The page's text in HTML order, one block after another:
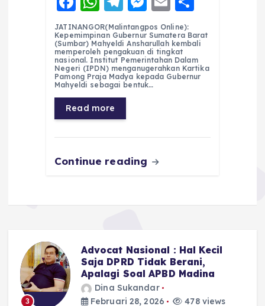
a
c
e
b
o
o
k
h
a
ts
A
p
p
el
e
g
r
a
m
e
ss
e
n
m
ai
l
a
re
JATINANGOR(Malintangpos Online):
Kepemimpinan Gubernur Sumatera Barat
(Sumbar) Mahyeldi Ansharullah kembali
memperoleh pengakuan di tingkat
nasional. Institut Pemerintahan Dalam
Negeri (IPDN) menganugerahkan Kartika
Pamong Praja Madya kepada Gubernur
Mahyeldi sebagai bentuk…
Read more
Continue reading
3
Advocat Nasional : Hal Kecil
Saja DPRD Tidak Berani,
Apalagi Soal APBD Madina
Dina Sukandar
Februari 28, 2026
478 views